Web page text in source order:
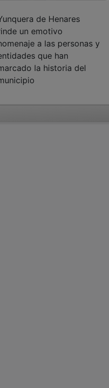
de Henares
un emotivo
a las personas y
que han
la historia del